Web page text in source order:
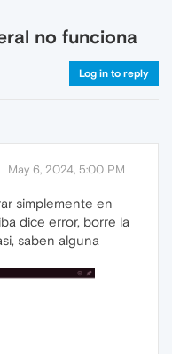
no funciona
Log in to reply
May 6, 2024, 5:00 PM
simplemente en
dice error, borre la
saben alguna